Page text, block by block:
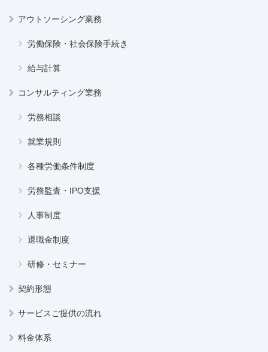
アウトソーシング業務
労働保険・社会保険手続き
給与計算
コンサルティング業務
労務相談
就業規則
各種労働条件制度
労務監査・IPO支援
人事制度
退職金制度
研修・セミナー
契約形態
サービスご提供の流れ
料金体系